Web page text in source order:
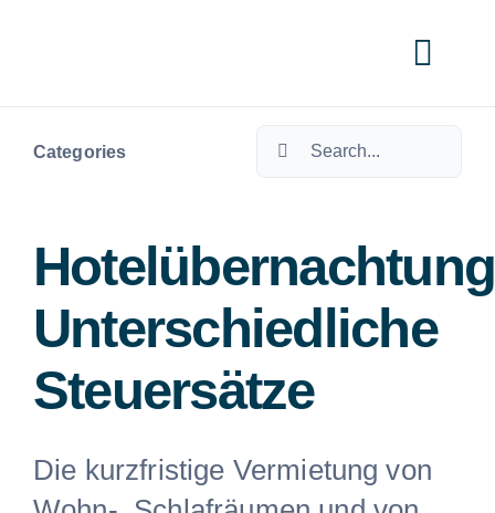
Categories
Search
Unterschiedliche
Steuersätze
Die kurzfristige Vermietung von